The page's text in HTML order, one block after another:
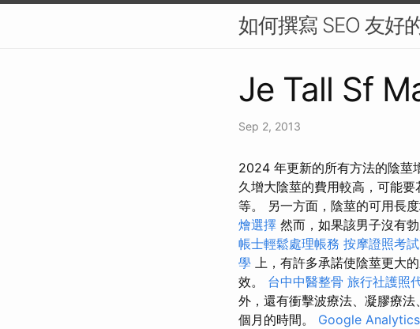
如何撰寫 SEO 友好
Je Tall Sf
Sep 2, 2013
2024 年更新的所有方法的陰莖
久增大陰莖的費用較高，可能
等。 另一方面，陰莖的可用長
燴選擇 然而，如果該男子沒有
帳士輕鬆處理帳務 按摩證照考試
學 上，有許多承諾使陰莖更大
效。 台中中醫整骨 旅行社護照
外，還有衝擊波療法、凝膠療
個月的時間。 Google